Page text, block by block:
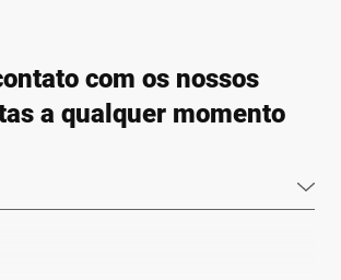
com os nossos
a qualquer momento